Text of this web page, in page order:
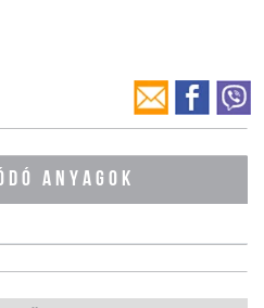
ANYAGOK